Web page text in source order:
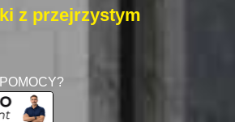
z przejrzystym